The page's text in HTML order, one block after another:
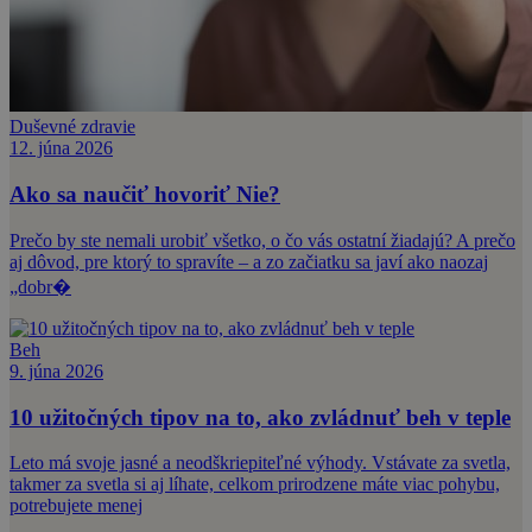
Duševné zdravie
12. júna 2026
Ako sa naučiť hovoriť Nie?
Prečo by ste nemali urobiť všetko, o čo vás ostatní žiadajú? A prečo
aj dôvod, pre ktorý to spravíte – a zo začiatku sa javí ako naozaj
„dobr�
Beh
9. júna 2026
10 užitočných tipov na to, ako zvládnuť beh v teple
Leto má svoje jasné a neodškriepiteľné výhody. Vstávate za svetla,
takmer za svetla si aj líhate, celkom prirodzene máte viac pohybu,
potrebujete menej